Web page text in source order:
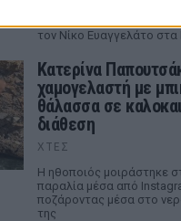
τον Νίκο Ευαγγελάτο
Κατερίνα
χαμογελαστή με
θάλασσα σε
διάθεση
ΧΤΕΣ
Η ηθοποιός μοιράστηκε
παραλία μέσα από
ποζάροντας μέσα στο
της